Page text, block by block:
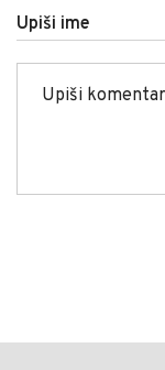
Upiši ime